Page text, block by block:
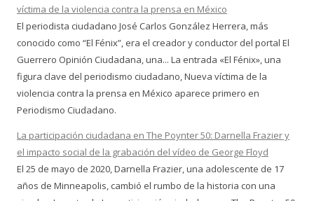
víctima de la violencia contra la prensa en México
El periodista ciudadano José Carlos González Herrera, más
conocido como “El Fénix”, era el creador y conductor del portal El
Guerrero Opinión Ciudadana, una... La entrada «El Fénix», una
figura clave del periodismo ciudadano, Nueva víctima de la
violencia contra la prensa en México aparece primero en
Periodismo Ciudadano.
La participación ciudadana en The Poynter 50: Darnella Frazier y
el impacto social de la grabación del vídeo de George Floyd
El 25 de mayo de 2020, Darnella Frazier, una adolescente de 17
años de Minneapolis, cambió el rumbo de la historia con una